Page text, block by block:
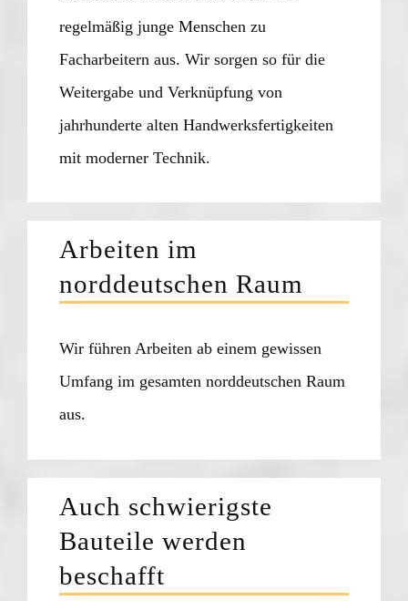
regelmäßig junge Menschen zu
Facharbeitern aus. Wir sorgen so für die
Weitergabe und Verknüpfung von
jahrhunderte alten Handwerksfertigkeiten
mit moderner Technik.
Arbeiten im
norddeutschen Raum
Wir führen Arbeiten ab einem gewissen
Umfang im gesamten norddeutschen Raum
aus.
Auch schwierigste
Bauteile werden
beschafft